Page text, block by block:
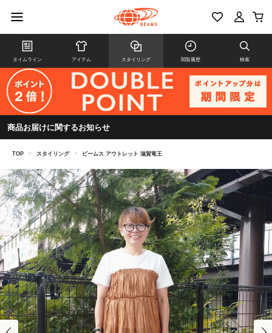
タイムライン アイテム スタイリング 閲覧履歴 検索
商品お届けに関するお知らせ
TOP > スタイリング > ビームス アウトレット 滋賀竜王